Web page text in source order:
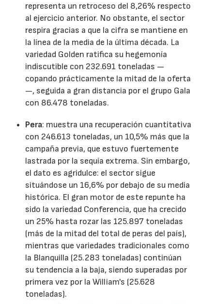
representa un retroceso del 8,26% respecto
al ejercicio anterior. No obstante, el sector
respira gracias a que la cifra se mantiene en
la línea de la media de la última década. La
variedad Golden ratifica su hegemonía
indiscutible con 232.691 toneladas —
copando prácticamente la mitad de la oferta
—, seguida a gran distancia por el grupo Gala
con 86.478 toneladas.
Pera: muestra una recuperación cuantitativa
con 246.613 toneladas, un 10,5% más que la
campaña previa, que estuvo fuertemente
lastrada por la sequía extrema. Sin embargo,
el dato es agridulce: el sector sigue
situándose un 16,6% por debajo de su media
histórica. El gran motor de este repunte ha
sido la variedad Conferencia, que ha crecido
un 25% hasta rozar las 125.897 toneladas
(más de la mitad del total de peras del país),
mientras que variedades tradicionales como
la Blanquilla (25.283 toneladas) continúan
su tendencia a la baja, siendo superadas por
primera vez por la William's (25.628
toneladas).